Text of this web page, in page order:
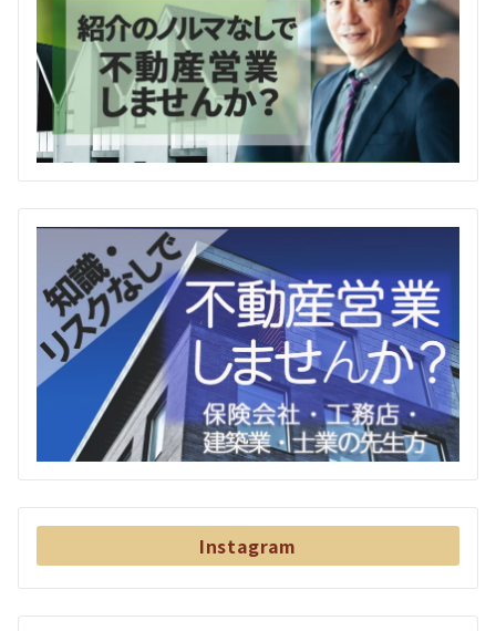
Instagram